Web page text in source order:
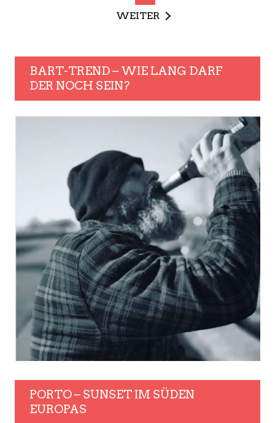
WEITER
BART-TREND – WIE LANG DARF
DER NOCH SEIN?
PORTO – SUNSET IM SÜDEN
EUROPAS